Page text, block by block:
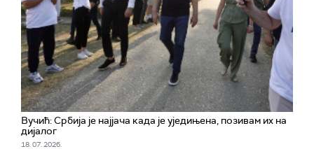
Вучић: Србија је најјача када је уједињена, позивам их на
дијалог
18. 07. 2026.